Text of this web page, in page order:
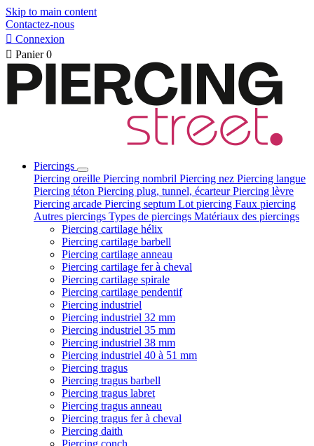
Skip to main content
Contactez-nous
 Connexion
 Panier 0
Piercings
Piercing oreille Piercing nombril Piercing nez Piercing langue
Piercing téton Piercing plug, tunnel, écarteurPiercing lèvre
Piercing arcade Piercing septum Lot piercing Faux piercing
Autres piercings Types de piercings Matériaux des piercings
Piercing cartilage hélix
Piercing cartilage barbell
Piercing cartilage anneau
Piercing cartilage fer à cheval
Piercing cartilage spirale
Piercing cartilage pendentif
Piercing industriel
Piercing industriel 32 mm
Piercing industriel 35 mm
Piercing industriel 38 mm
Piercing industriel 40 à 51 mm
Piercing tragus
Piercing tragus barbell
Piercing tragus labret
Piercing tragus anneau
Piercing tragus fer à cheval
Piercing daith
Piercing conch